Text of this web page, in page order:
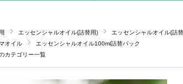
エッセンシャルオイル(詰替用)
エッセンシャルオイル(詰
オイル
エッセンシャルオイル100ml詰替パック
カテゴリー一覧